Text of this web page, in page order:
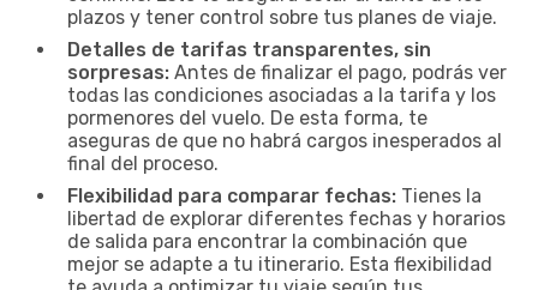
plazos y tener control sobre tus planes de viaje.
Detalles de tarifas transparentes, sin
sorpresas: Antes de finalizar el pago, podrás ver
todas las condiciones asociadas a la tarifa y los
pormenores del vuelo. De esta forma, te
aseguras de que no habrá cargos inesperados al
final del proceso.
Flexibilidad para comparar fechas: Tienes la
libertad de explorar diferentes fechas y horarios
de salida para encontrar la combinación que
mejor se adapte a tu itinerario. Esta flexibilidad